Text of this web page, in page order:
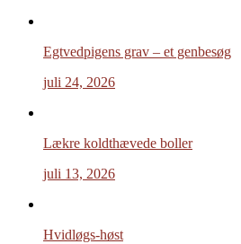
Egtvedpigens grav – et genbesøg
juli 24, 2026
Lækre koldthævede boller
juli 13, 2026
Hvidløgs-høst